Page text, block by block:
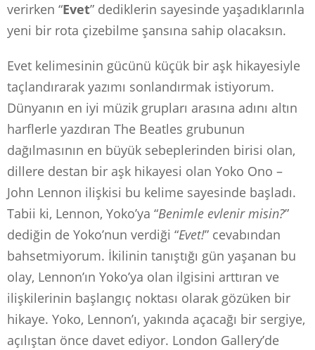
verirken “Evet” dediklerin sayesinde yaşadıklarınla
yeni bir rota çizebilme şansına sahip olacaksın.
Evet kelimesinin gücünü küçük bir aşk hikayesiyle
taçlandırarak yazımı sonlandırmak istiyorum.
Dünyanın en iyi müzik grupları arasına adını altın
harflerle yazdıran The Beatles grubunun
dağılmasının en büyük sebeplerinden birisi olan,
dillere destan bir aşk hikayesi olan Yoko Ono –
John Lennon ilişkisi bu kelime sayesinde başladı.
Tabii ki, Lennon, Yoko’ya “Benimle evlenir misin?”
dediğin de Yoko’nun verdiği “Evet!” cevabından
bahsetmiyorum. İkilinin tanıştığı gün yaşanan bu
olay, Lennon’ın Yoko’ya olan ilgisini arttıran ve
ilişkilerinin başlangıç noktası olarak gözüken bir
hikaye. Yoko, Lennon’ı, yakında açacağı bir sergiye,
açılıştan önce davet ediyor. London Gallery’de